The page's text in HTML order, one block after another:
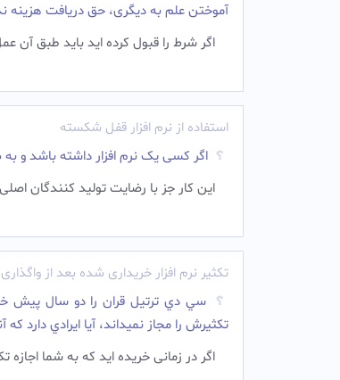
آموختن علم به دیگری، حق دریافت هزینه
اگر شرط را قبول کرده اید باید طبق آن
استفاده از نرم افزار قفل شکسته
اگر کسى یک نرم افزار داشته باشد و
این کار جز با رضایت تولید کنندگان
تکثیر نرم افزار خریداری شده بعد از واگذاری
سي دي ترتيل قران را دو سال پيش
تکثيرش را مجاز نميداند، آيا ايرادي دارد
اگر در زمانی خریده اید که به شما اجازه